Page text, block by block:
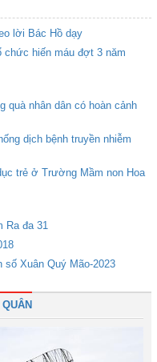
lời Bác Hồ dạy
chức hiến máu đợt 3 năm
quà nhân dân có hoàn cảnh
dịch bệnh truyền nhiễm
trẻ ở Trường Mầm non Hoa
Ra đa 31
số Xuân Quý Mão-2023